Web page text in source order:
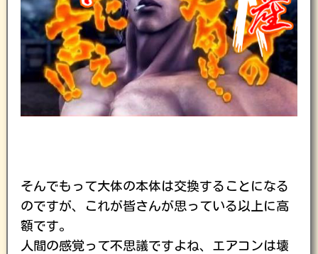
そんでもって大体の本体は交換することになる
のですが、これが皆さんが思っている以上に高
額です。
人間の感覚って不思議ですよね、エアコンは壊